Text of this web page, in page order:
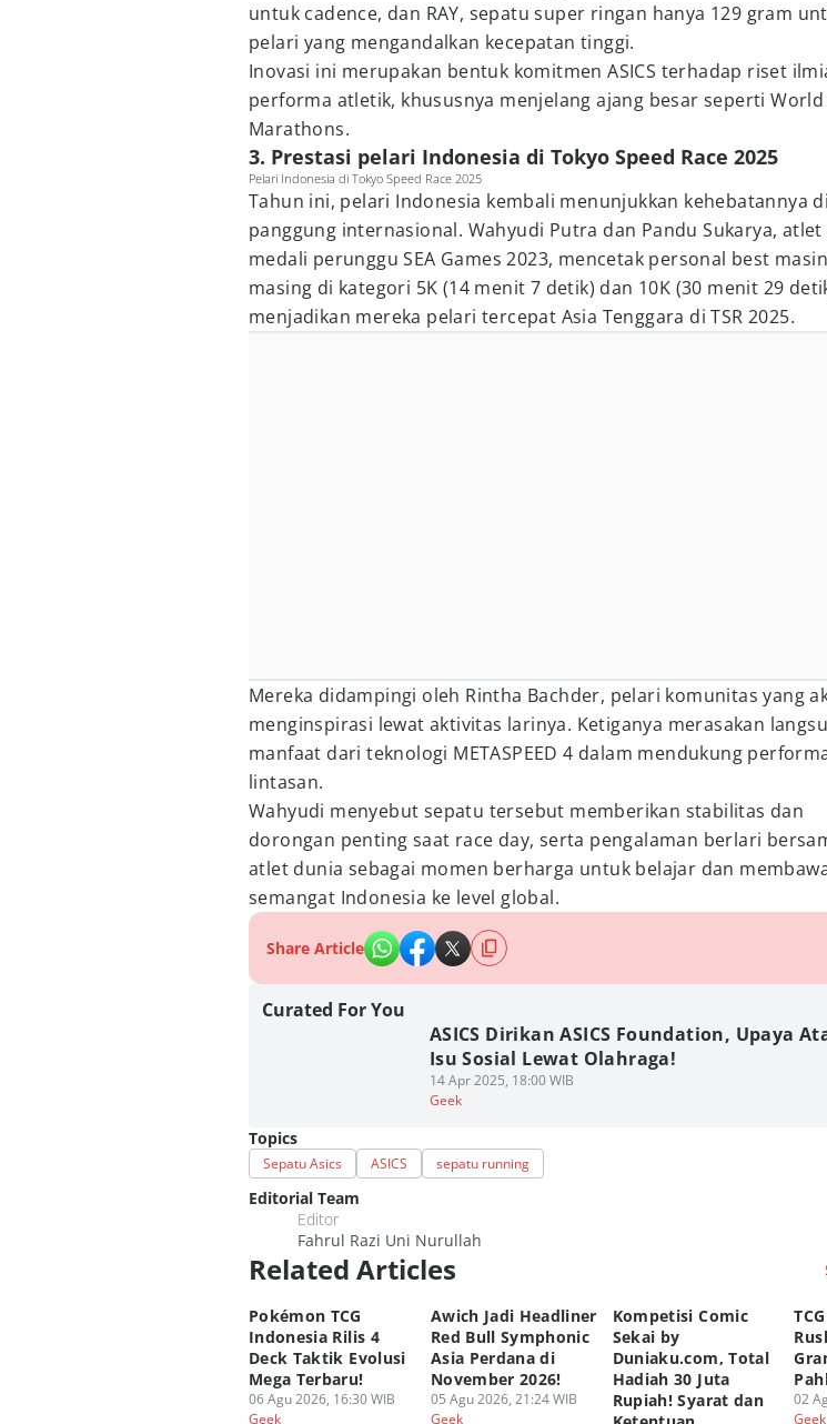
untuk cadence, dan RAY, sepatu super ringan hanya 129 gram
pelari yang mengandalkan kecepatan tinggi.
Inovasi ini merupakan bentuk komitmen ASICS terhadap riset
performa atletik, khususnya menjelang ajang besar seperti
Marathons.
3. Prestasi pelari Indonesia di Tokyo Speed Race 2025
Pelari Indonesia di Tokyo Speed Race 2025
Tahun ini, pelari Indonesia kembali menunjukkan kehebatannya di
panggung internasional. Wahyudi Putra dan Pandu Sukarya,
medali perunggu SEA Games 2023, mencetak personal best
masing di kategori 5K (14 menit 7 detik) dan 10K (30 menit 29
menjadikan mereka pelari tercepat Asia Tenggara di TSR 2025.
Mereka didampingi oleh Rintha Bachder, pelari komunitas yang
menginspirasi lewat aktivitas larinya. Ketiganya merasakan
manfaat dari teknologi METASPEED 4 dalam mendukung
lintasan.
Wahyudi menyebut sepatu tersebut memberikan stabilitas dan
dorongan penting saat race day, serta pengalaman berlari
atlet dunia sebagai momen berharga untuk belajar dan
semangat Indonesia ke level global.
Share Article
Curated For You
ASICS Dirikan ASICS Foundation, Upaya
Isu Sosial Lewat Olahraga!
14 Apr 2025, 18:00 WIB
Geek
Topics
Sepatu Asics ASICS sepatu running
Editorial Team
Editor
Fahrul Razi Uni Nurullah
Related Articles
Pokémon TCG
Indonesia Rilis 4
Deck Taktik Evolusi
Mega Terbaru!
06 Agu 2026, 16:30 WIB
Geek
Awich Jadi Headliner
Red Bull Symphonic
Asia Perdana di
November 2026!
05 Agu 2026, 21:24 WIB
Geek
Kompetisi Comic
Sekai by
Duniaku.com, Total
Hadiah 30 Juta
Rupiah! Syarat dan
02
Geek